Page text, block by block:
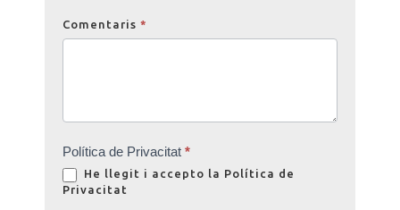
Comentaris *
Política de Privacitat *
He llegit i accepto la Política de
Privacitat